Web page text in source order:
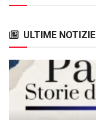
ULTIME NOTIZIE